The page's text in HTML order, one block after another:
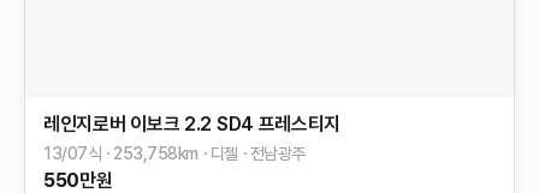
레인지로버 이보크 2.2 SD4 프레스티지
13/07식 253,758km 디젤 전남광주
550만원